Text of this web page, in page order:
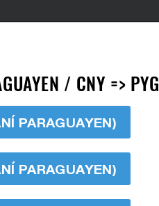
/ CNY => PYG
PARAGUAYEN)
PARAGUAYEN)